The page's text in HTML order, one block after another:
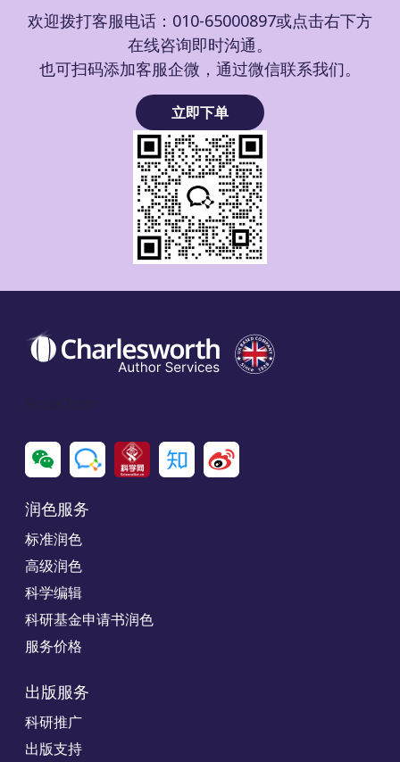
欢迎拨打客服电话：010-65000897或点击右下方
在线咨询即时沟通。
也可扫码添加客服企微，通过微信联系我们。
立即下单
Social Icon
润色服务
标准润色
高级润色
科学编辑
科研基金申请书润色
服务价格
出版服务
科研推广
出版支持